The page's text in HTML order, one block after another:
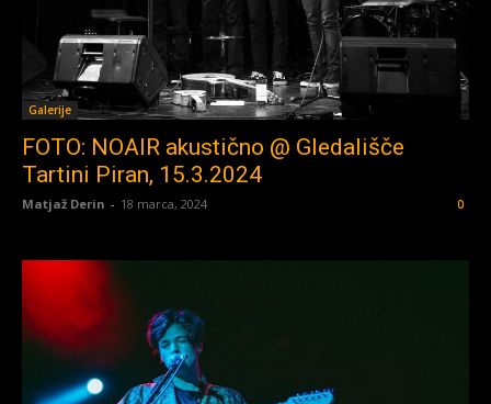
Galerije
FOTO: NOAIR akustično @ Gledališče
Tartini Piran, 15.3.2024
Matjaž Derin - 18 marca, 2024 0